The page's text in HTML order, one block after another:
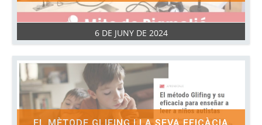
6 DE JUNY DE 2024